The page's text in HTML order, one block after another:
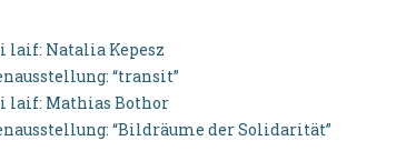
laif: Natalia Kepesz
“transit”
laif: Mathias Bothor
“Bildräume der Solidarität”